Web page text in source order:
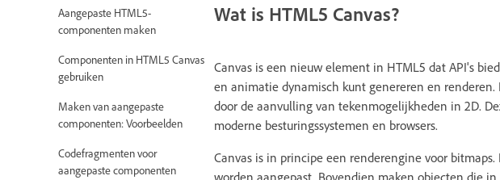
Aangepaste HTML5-
componenten maken
Componenten in HTML5 Canvas
gebruiken
Maken van aangepaste
componenten: Voorbeelden
Codefragmenten voor
aangepaste componenten
Wat is HTML5 Canvas?
Canvas is een nieuw element in HTML5 dat API's
en animatie dynamisch kunt genereren en
door de aanvulling van tekenmogelijkheden in 2D.
moderne besturingssystemen en browsers.
Canvas is in principe een renderengine voor
worden aangepast. Bovendien maken objecten die